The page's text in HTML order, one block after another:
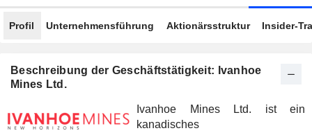
Profil Unternehmensführung Aktionärsstruktur Insider-
Beschreibung der Geschäftstätigkeit: Ivanhoe
Mines Ltd.
Ivanhoe Mines Ltd. ist ein
kanadisches